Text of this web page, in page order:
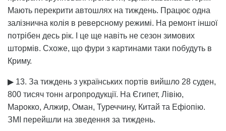
Мають перекрити автошлях на тиждень. Працює одна
залізнична колія в реверсному режимі. На ремонт іншої
потрібен десь рік. І це ще навіть не сезон зимових
штормів. Схоже, що фури з картинами таки побудуть в
Криму.
▶ 13. За тиждень з українських портів вийшло 28 суден,
800 тисяч тонн агропродукції. На Єгипет, Лівію,
Марокко, Алжир, Оман, Туреччину, Китай та Ефіопію.
ЗМІ перейшли на зведення за тиждень.